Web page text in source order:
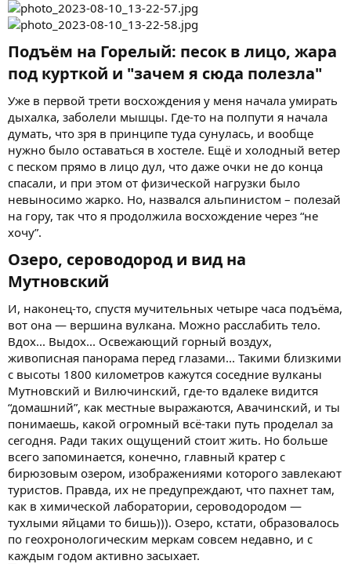
Подъём на Горелый: песок в лицо, жара
под курткой и "зачем я сюда полезла"​
Уже в первой трети восхождения у меня начала умирать
дыхалка, заболели мышцы. Где-то на полпути я начала
думать, что зря в принципе туда сунулась, и вообще
нужно было оставаться в хостеле. Ещё и холодный ветер
с песком прямо в лицо дул, что даже очки не до конца
спасали, и при этом от физической нагрузки было
невыносимо жарко. Но, назвался альпинистом – полезай
на гору, так что я продолжила восхождение через “не
хочу”.
Озеро, сероводород и вид на
Мутновский​
И, наконец-то, спустя мучительных четыре часа подъёма,
вот она — вершина вулкана. Можно расслабить тело.
Вдох... Выдох... Освежающий горный воздух,
живописная панорама перед глазами... Такими близкими
с высоты 1800 километров кажутся соседние вулканы
Мутновский и Вилючинский, где-то вдалеке видится
“домашний”, как местные выражаются, Авачинский, и ты
понимаешь, какой огромный всё-таки путь проделал за
сегодня. Ради таких ощущений стоит жить. Но больше
всего запоминается, конечно, главный кратер с
бирюзовым озером, изображениями которого завлекают
туристов. Правда, их не предупреждают, что пахнет там,
как в химической лаборатории, сероводородом —
тухлыми яйцами то бишь))). Озеро, кстати, образовалось
по геохронологическим меркам совсем недавно, и с
каждым годом активно засыхает.